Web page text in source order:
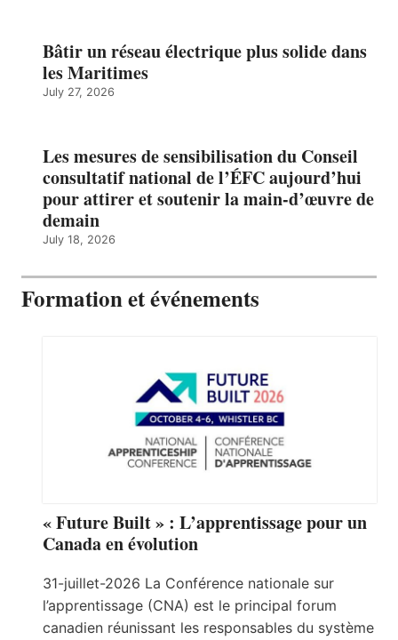
Bâtir un réseau électrique plus solide dans
les Maritimes
July 27, 2026
Les mesures de sensibilisation du Conseil
consultatif national de l’ÉFC aujourd’hui
pour attirer et soutenir la main-d’œuvre de
demain
July 18, 2026
Formation et événements
« Future Built » : L’apprentissage pour un
Canada en évolution
31-juillet-2026 La Conférence nationale sur
l’apprentissage (CNA) est le principal forum
canadien réunissant les responsables du système